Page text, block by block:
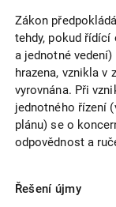
Zákon
tehdy, pokud
a jednotné
hrazena, vznikla v
vyrovnána. Při
jednotného řízení
plánu) se o
odpovědnost a
Řešení újmy